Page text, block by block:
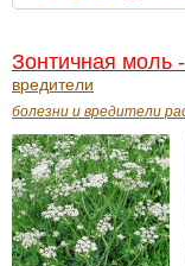
Зонтичная моль
вредители
болезни и вредители